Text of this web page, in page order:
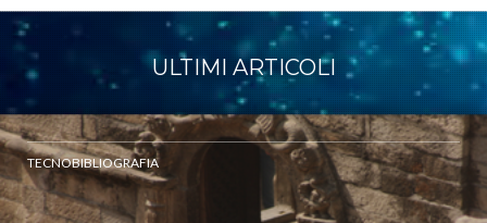
ULTIMI ARTICOLI
TECNOBIBLIOGRAFIA